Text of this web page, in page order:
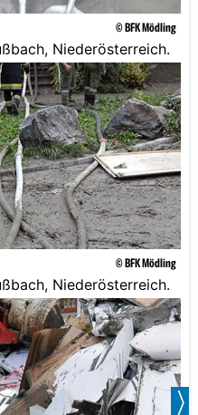
© BFK Mödling
Niederösterreich.
© BFK Mödling
Niederösterreich.